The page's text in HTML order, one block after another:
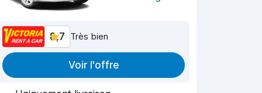
8,7 Très bien
Voir l'offre